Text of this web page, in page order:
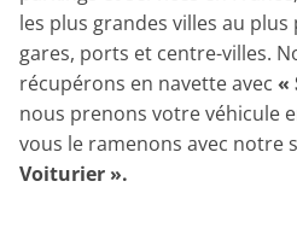
les plus grandes villes au
gares, ports et centre-villes.
récupérons en navette avec «
nous prenons votre véhicule
vous le ramenons avec notre
Voiturier ».